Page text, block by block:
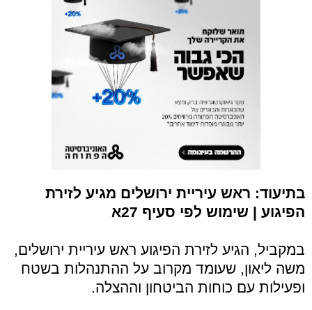
בתיעוד: ראש עיריית ירושלים מגיע לזירת
הפיגוע | שימוש לפי סעיף 27א
במקביל, הגיע לזירת הפיגוע ראש עיריית ירושלים,
משה ליאון, שעומד מקרוב על ההתנהלות בשטח
ופעילות עם כוחות הביטחון וההצלה.